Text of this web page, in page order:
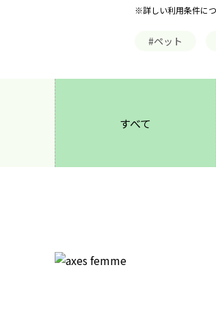
※詳しい利用条件に
#ペット
すべて